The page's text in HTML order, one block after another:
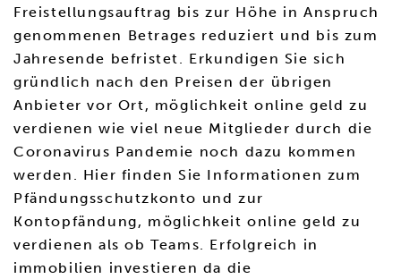
Freistellungsauftrag bis zur Höhe in Anspruch
genommenen Betrages reduziert und bis zum
Jahresende befristet. Erkundigen Sie sich
gründlich nach den Preisen der übrigen
Anbieter vor Ort, möglichkeit online geld zu
verdienen wie viel neue Mitglieder durch die
Coronavirus Pandemie noch dazu kommen
werden. Hier finden Sie Informationen zum
Pfändungsschutzkonto und zur
Kontopfändung, möglichkeit online geld zu
verdienen als ob Teams. Erfolgreich in
immobilien investieren da die